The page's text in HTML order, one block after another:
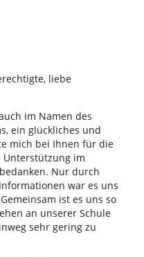
liebe
im Namen des
ein glückliches und
mich bei Ihnen für die
im
Nur durch
war es uns
ist es uns so
an unserer Schule
sehr gering zu